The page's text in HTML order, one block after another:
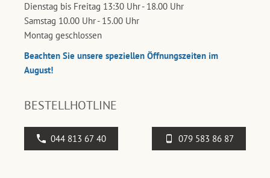
Dienstag bis Freitag 13:30 Uhr - 18.00 Uhr
Samstag 10.00 Uhr - 15.00 Uhr
Montag geschlossen
Beachten Sie unsere speziellen Öffnungszeiten im
August!
BESTELLHOTLINE
044 813 67 40 079 583 86 87